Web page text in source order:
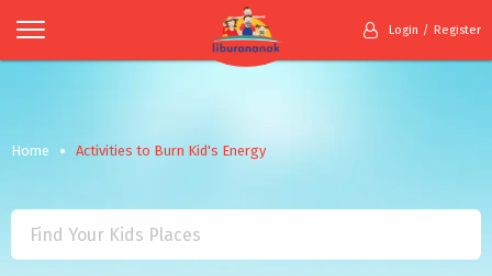
Login Register
Home Activities to Burn Kid's Energy